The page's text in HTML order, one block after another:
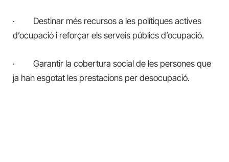
· Destinar més recursos a les polítiques actives
d’ocupació i reforçar els serveis públics d’ocupació.
· Garantir la cobertura social de les persones que
ja han esgotat les prestacions per desocupació.